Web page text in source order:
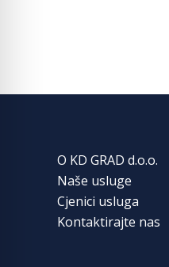
O KD GRAD d.o.o.
Naše usluge
Cjenici usluga
Kontaktirajte nas